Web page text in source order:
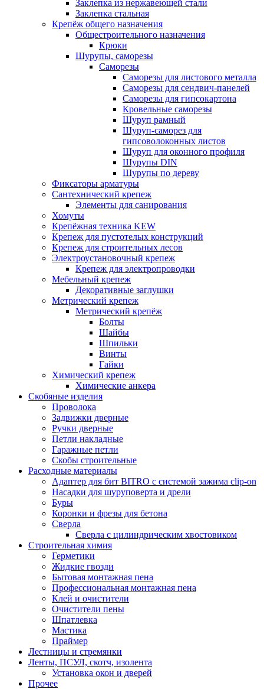
Заклепка из нержавеющей стали
Заклепка стальная
Крепёж общего назначения
Общестроительного назначения
Крюки
Шурупы, саморезы
Саморезы
Саморезы для листового металла
Саморезы для сендвич-панелей
Саморезы для гипсокартона
Кровельные саморезы
Шуруп рамный
Шуруп-саморез для
гипсоволоконных листов
Шуруп для оконного профиля
Шурупы DIN
Шурупы по дереву
Фиксаторы арматуры
Сантехнический крепеж
Элементы для санирования
Хомуты
Крепёжная техника KEW
Крепеж для пустотелых конструкций
Крепеж для строительных лесов
Электроустановочный крепеж
Крепеж для электропроводки
Мебельный крепеж
Декоративные заглушки
Метрический крепеж
Метрический крепёж
Болты
Шайбы
Шпильки
Винты
Гайки
Химический крепеж
Химические анкера
Скобяные изделия
Проволока
Задвижки дверные
Ручки дверные
Петли накладные
Гаражные петли
Скобы строительные
Расходные материалы
Адаптер для бит BITRO с системой зажима clip-on
Насадки для шуруповерта и дрели
Буры
Коронки и фрезы для бетона
Сверла
Сверла с цилиндрическим хвостовиком
Строительная химия
Герметики
Жидкие гвозди
Бытовая монтажная пена
Профессиональная монтажная пена
Клей и очистители
Очистители пены
Шпатлевка
Мастика
Праймер
Лестницы и стремянки
Ленты, ПСУЛ, скотч, изолента
Установка окон и дверей
Прочее